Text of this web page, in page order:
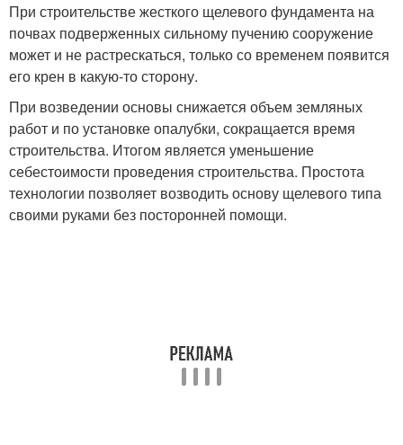
При строительстве жесткого щелевого фундамента на
почвах подверженных сильному пучению сооружение
может и не растрескаться, только со временем появится
его крен в какую-то сторону.
При возведении основы снижается объем земляных
работ и по установке опалубки, сокращается время
строительства. Итогом является уменьшение
себестоимости проведения строительства. Простота
технологии позволяет возводить основу щелевого типа
своими руками без посторонней помощи.